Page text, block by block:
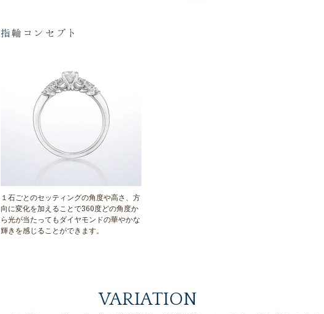
指輪コンセプト
１石ごとのセッティングの角度や高さ、方
向に変化を加えることで360度どの角度か
ら光が当たってもダイヤモンドの華やかな
輝きを感じることができます。
VARIATION